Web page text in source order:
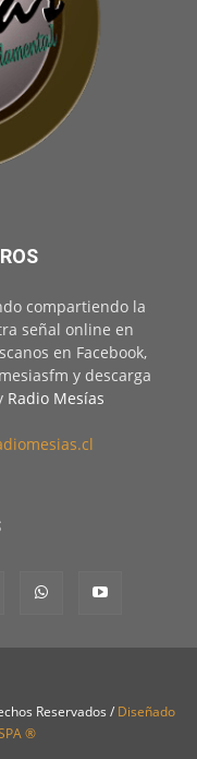
compartiendo la
señal online en
en Facebook,
y descarga
Radio Mesías
Reservados / Diseñado
®